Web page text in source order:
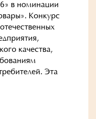
в номинации
Конкурс
качества,
Эта